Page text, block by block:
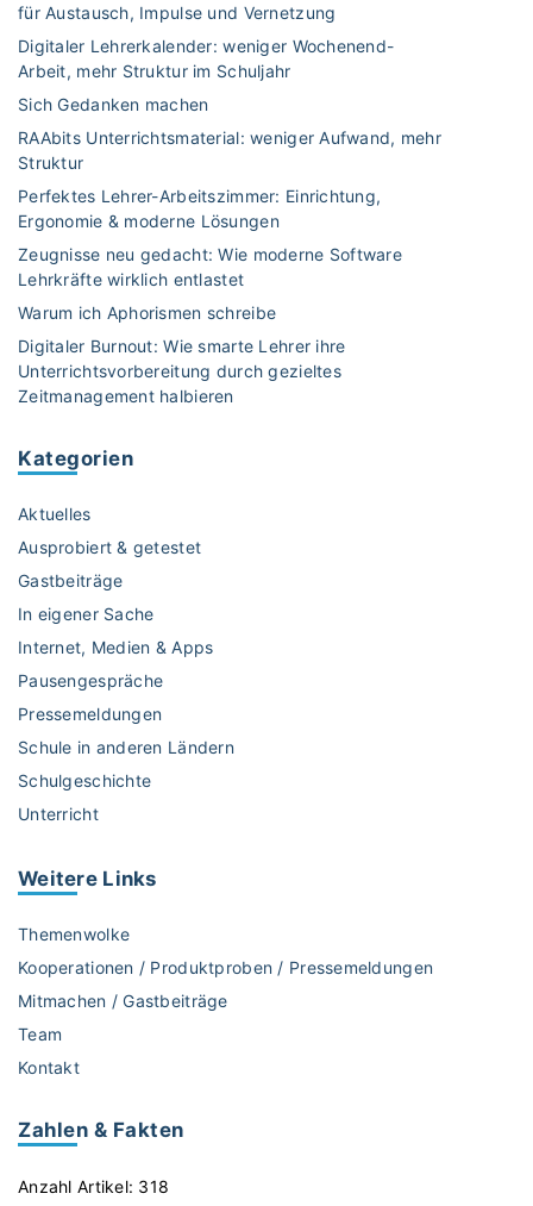
für Austausch, Impulse und Vernetzung
Digitaler Lehrerkalender: weniger Wochenend-
Arbeit, mehr Struktur im Schuljahr
Sich Gedanken machen
RAAbits Unterrichtsmaterial: weniger Aufwand, mehr
Struktur
Perfektes Lehrer-Arbeitszimmer: Einrichtung,
Ergonomie & moderne Lösungen
Zeugnisse neu gedacht: Wie moderne Software
Lehrkräfte wirklich entlastet
Warum ich Aphorismen schreibe
Digitaler Burnout: Wie smarte Lehrer ihre
Unterrichtsvorbereitung durch gezieltes
Zeitmanagement halbieren
Kategorien
Aktuelles
Ausprobiert & getestet
Gastbeiträge
In eigener Sache
Internet, Medien & Apps
Pausengespräche
Pressemeldungen
Schule in anderen Ländern
Schulgeschichte
Unterricht
Weitere Links
Themenwolke
Kooperationen / Produktproben / Pressemeldungen
Mitmachen / Gastbeiträge
Team
Kontakt
Zahlen & Fakten
Anzahl Artikel: 318